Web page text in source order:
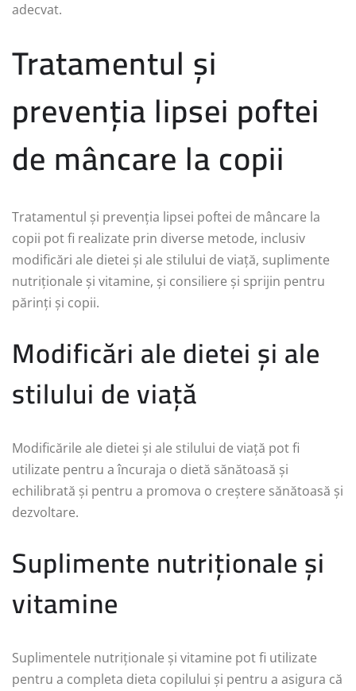
adecvat.
Tratamentul și
prevenția lipsei poftei
de mâncare la copii
Tratamentul și prevenția lipsei poftei de mâncare la
copii pot fi realizate prin diverse metode, inclusiv
modificări ale dietei și ale stilului de viață, suplimente
nutriționale și vitamine, și consiliere și sprijin pentru
părinți și copii.
Modificări ale dietei și ale
stilului de viață
Modificările ale dietei și ale stilului de viață pot fi
utilizate pentru a încuraja o dietă sănătoasă și
echilibrată și pentru a promova o creștere sănătoasă și
dezvoltare.
Suplimente nutriționale și
vitamine
Suplimentele nutriționale și vitamine pot fi utilizate
pentru a completa dieta copilului și pentru a asigura că